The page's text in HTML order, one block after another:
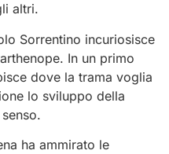
altri.
Sorrentino incuriosisce
In un primo
dove la trama voglia
lo sviluppo della
ha ammirato le